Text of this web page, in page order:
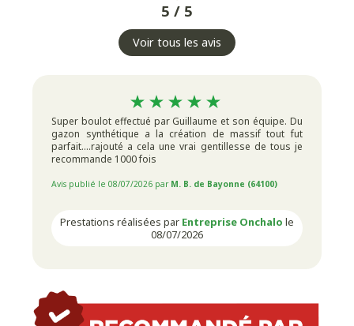
5 / 5
Voir tous les avis
Super boulot effectué par Guillaume et son équipe. Du
gazon synthétique a la création de massif tout fut
parfait....rajouté a cela une vrai gentillesse de tous je
recommande 1000 fois
Avis publié le 08/07/2026 par M. B. de Bayonne (64100)
Prestations réalisées par Entreprise Onchalo le
08/07/2026